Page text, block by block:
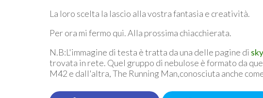
La loro scelta la lascio alla vostra fantasia e creatività.
Per ora mi fermo qui. Alla prossima chiacchierata.
N.B:L'immagine di testa è tratta da una delle pagine di
trovata in rete. Quel gruppo di nebulose è formato da
M42 e dall'altra, The Running Man,conosciuta anche